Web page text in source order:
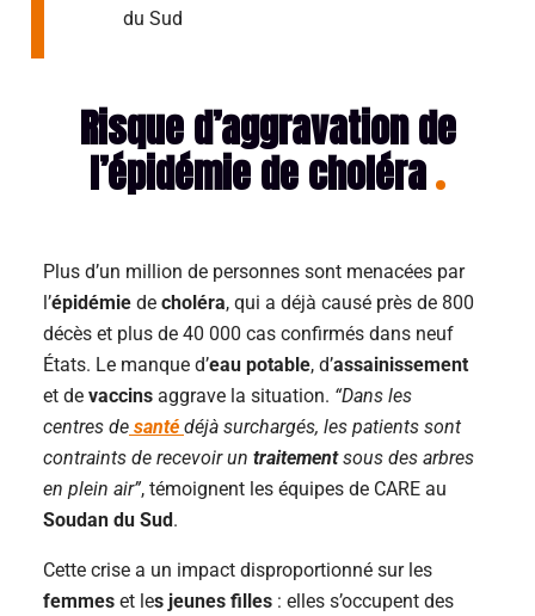
du Sud
Risque d’aggravation de
l’épidémie de choléra
Plus d’un million de personnes sont menacées par
l’épidémie de choléra, qui a déjà causé près de 800
décès et plus de 40 000 cas confirmés dans neuf
États. Le manque d’eau potable, d’assainissement
et de vaccins aggrave la situation. “Dans les
centres de santé déjà surchargés, les patients sont
contraints de recevoir un traitementsous des arbres
en plein air”, témoignent les équipes de CARE au
Soudan du Sud.
Cette crise a un impact disproportionné sur les
femmes et les jeunes filles : elles s’occupent des